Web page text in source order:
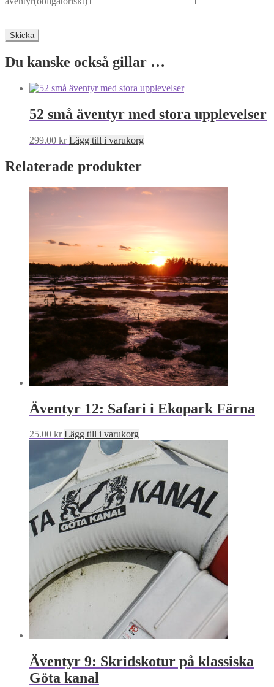
Skicka
Du kanske också gillar …
52 små äventyr med stora upplevelser
299.00 kr Lägg till i varukorg
Relaterade produkter
Äventyr 12: Safari i Ekopark Färna
25.00 kr Lägg till i varukorg
Äventyr 9: Skridskotur på klassiska
Göta kanal